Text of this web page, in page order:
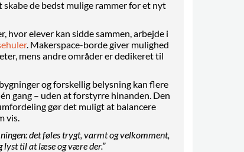
de bedst mulige rammer for et nyt
hvor elever kan sidde sammen, arbejde i
. Makerspace-borde giver mulighed
mens andre områder er dedikeret til
og forskellig belysning kan flere
gang – uden at forstyrre hinanden. Den
gør det muligt at balancere
vis.
det føles trygt, varmt og velkomment,
lyst til at læse og være der.”